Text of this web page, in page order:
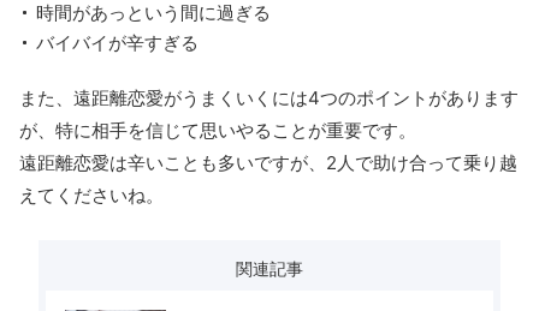
時間があっという間に過ぎる
バイバイが辛すぎる
また、遠距離恋愛がうまくいくには4つのポイントがあります
が、特に相手を信じて思いやることが重要です。
遠距離恋愛は辛いことも多いですが、2人で助け合って乗り越
えてくださいね。
関連記事